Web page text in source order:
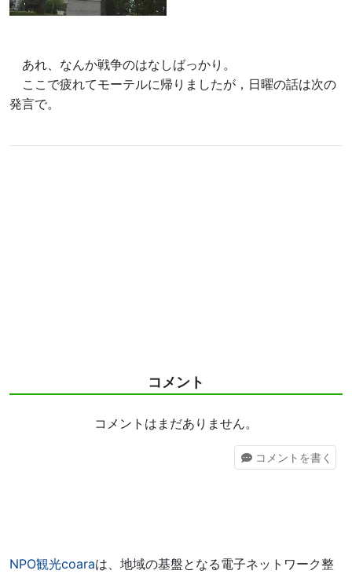
あれ、なんか戦争のはなしばっかり。
ここで疲れてモーテルに帰りましたが，日曜の話は次の
発言で。
コメント
コメントはまだありません。
コメント を書く
NPO観光coaraは、地域の基盤となる電子ネットワーク整